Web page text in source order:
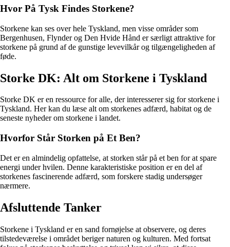
Hvor På Tysk Findes Storkene?
Storkene kan ses over hele Tyskland, men visse områder som
Bergenhusen, Flynder og Den Hvide Hånd er særligt attraktive for
storkene på grund af de gunstige levevilkår og tilgængeligheden af
føde.
Storke DK: Alt om Storkene i Tyskland
Storke DK er en ressource for alle, der interesserer sig for storkene i
Tyskland. Her kan du læse alt om storkenes adfærd, habitat og de
seneste nyheder om storkene i landet.
Hvorfor Står Storken på Et Ben?
Det er en almindelig opfattelse, at storken står på et ben for at spare
energi under hvilen. Denne karakteristiske position er en del af
storkenes fascinerende adfærd, som forskere stadig undersøger
nærmere.
Afsluttende Tanker
Storkene i Tyskland er en sand fornøjelse at observere, og deres
tilstedeværelse i området beriger naturen og kulturen. Med fortsat